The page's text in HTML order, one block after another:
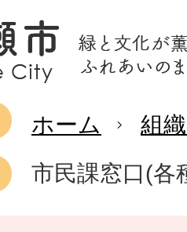
ホーム
組
市民課窓口(各